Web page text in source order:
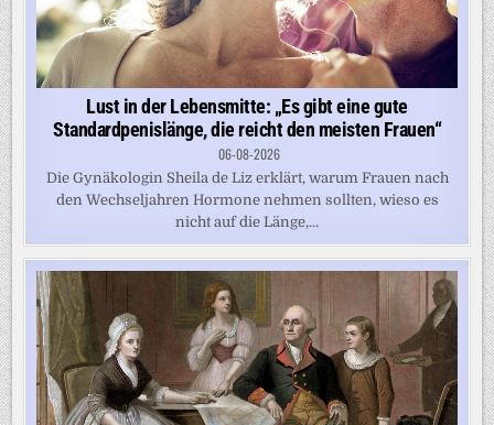
Lust in der Lebensmitte: „Es gibt eine gute
Standardpenislänge, die reicht den meisten Frauen“
06-08-2026
Die Gynäkologin Sheila de Liz erklärt, warum Frauen nach
den Wechseljahren Hormone nehmen sollten, wieso es
nicht auf die Länge,...